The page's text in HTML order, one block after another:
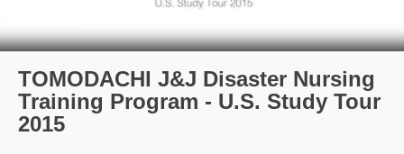
TOMODACHI J&J Disaster Nursing
Training Program - U.S. Study Tour
2015